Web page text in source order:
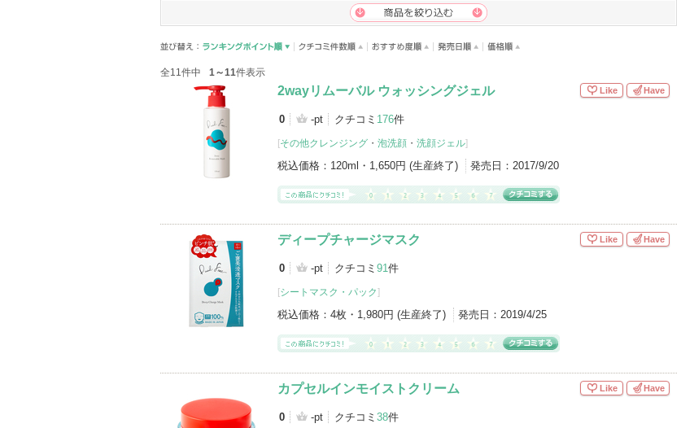
全11件中 1～11件表示
2wayリムーバル ウォッシングジェル
0 -pt クチコミ 176件
[その他クレンジング ・ 泡洗顔 ・ 洗顔ジェル]
税込価格： 120ml・1,650円 (生産終了) 発売日： 2017/9/20
Like Have
ディープチャージマスク
0 -pt クチコミ 91件
[シートマスク・パック]
税込価格： 4枚・1,980円 (生産終了) 発売日： 2019/4/25
Like Have
カプセルインモイストクリーム
0 -pt クチコミ 38件
Like Have